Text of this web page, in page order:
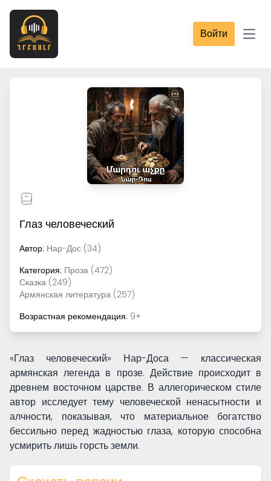
Войти
Глаз человеческий
Автор: Нар-Дос (34)
Категория: Проза (472)
Сказка (249)
Армянская литература (257)
Возрастная рекомендация: 9+
«Глаз человеческий» Нар-Доса — классическая
армянская легенда в прозе. Действие происходит в
древнем восточном царстве. В аллегорическом стиле
автор исследует тему человеческой ненасытности и
алчности, показывая, что материальное богатство
бессильно перед жадностью глаза, которую способна
усмирить лишь горсть земли.